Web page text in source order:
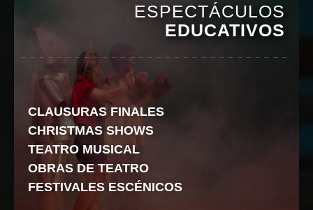
ESPECTÁCULOS
EDUCATIVOS
CLAUSURAS FINALES
CHRISTMAS SHOWS
TEATRO MUSICAL
OBRAS DE TEATRO
FESTIVALES ESCÉNICOS